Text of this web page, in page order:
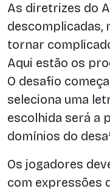
As diretrizes do
descomplicadas,
tornar
Aqui estão os
O desafio
seleciona uma
escolhida será a
domínios do
Os jogadores
com expressões